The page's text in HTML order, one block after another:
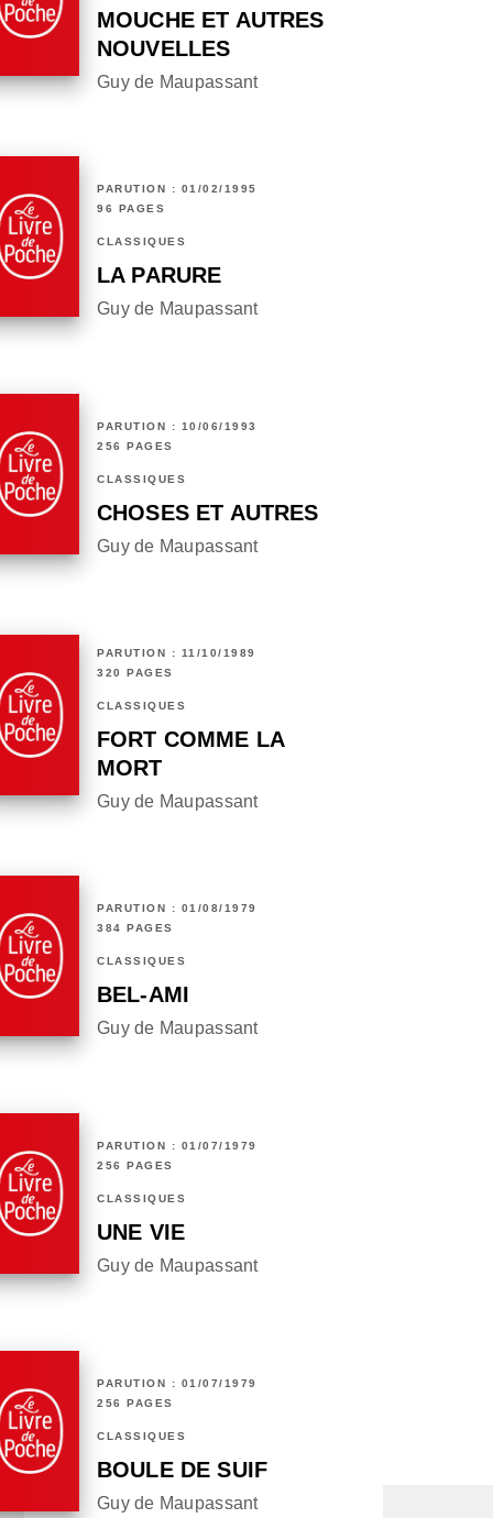
MOUCHE ET AUTRES
NOUVELLES
Guy de Maupassant
PARUTION : 01/02/1995
96 PAGES
CLASSIQUES
LA PARURE
Guy de Maupassant
PARUTION : 10/06/1993
256 PAGES
CLASSIQUES
CHOSES ET AUTRES
Guy de Maupassant
PARUTION : 11/10/1989
320 PAGES
CLASSIQUES
FORT COMME LA
MORT
Guy de Maupassant
PARUTION : 01/08/1979
384 PAGES
CLASSIQUES
BEL-AMI
Guy de Maupassant
PARUTION : 01/07/1979
256 PAGES
CLASSIQUES
UNE VIE
Guy de Maupassant
PARUTION : 01/07/1979
256 PAGES
CLASSIQUES
BOULE DE SUIF
Guy de Maupassant